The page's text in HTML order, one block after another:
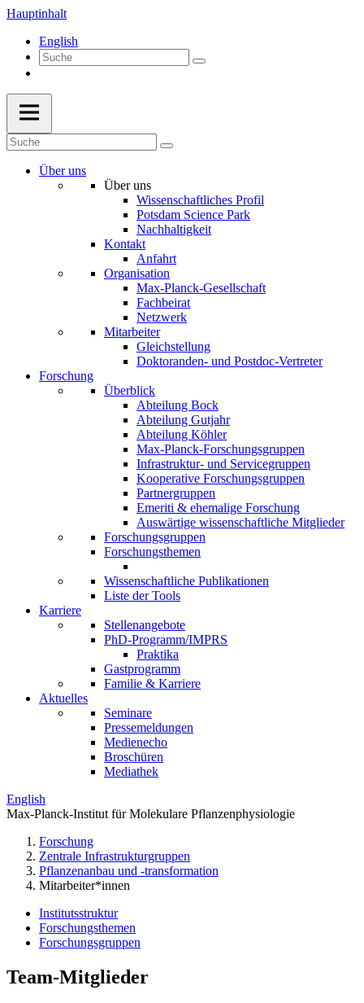
Hauptinhalt
English
Über uns
Über uns
Wissenschaftliches Profil
Potsdam Science Park
Nachhaltigkeit
Kontakt
Anfahrt
Organisation
Max-Planck-Gesellschaft
Fachbeirat
Netzwerk
Mitarbeiter
Gleichstellung
Doktoranden- und Postdoc-Vertreter
Forschung
Überblick
Abteilung Bock
Abteilung Gutjahr
Abteilung Köhler
Max-Planck-Forschungsgruppen
Infrastruktur- und Servicegruppen
Kooperative Forschungsgruppen
Partnergruppen
Emeriti & ehemalige Forschung
Auswärtige wissenschaftliche Mitglieder
Forschungsgruppen
Forschungsthemen
Wissenschaftliche Publikationen
Liste der Tools
Karriere
Stellenangebote
PhD-Programm/IMPRS
Praktika
Gastprogramm
Familie & Karriere
Aktuelles
Seminare
Pressemeldungen
Medienecho
Broschüren
Mediathek
English
Max-Planck-Institut für Molekulare Pflanzenphysiologie
Forschung
Zentrale Infrastrukturgruppen
Pflanzenanbau und -transformation
Mitarbeiter*innen
Institutsstruktur
Forschungsthemen
Forschungsgruppen
Team-Mitglieder